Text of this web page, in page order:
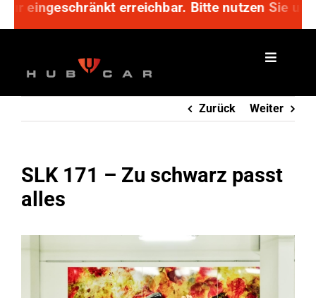
Zum
springen
erreichbar. Bitte nutzen Sie unser
Zurück Weiter
SLK 171 – Zu schwarz passt
alles